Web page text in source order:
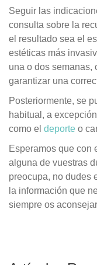
Seguir las
consulta sobre la
el resultado sea el
estéticas más
una o dos semanas,
garantizar una
Posteriormente, se
habitual, a
como el deporte o
Esperamos que con
alguna de vuestras
preocupa, no dudes
la información que
siempre os